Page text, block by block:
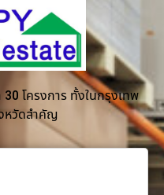
30 โครงการ ทั้งในกรุงเทพ
หวัดสำคัญ